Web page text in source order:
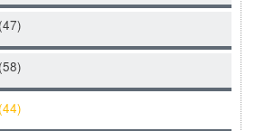
(47)
(58)
(44)